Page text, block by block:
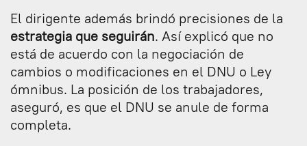
El dirigente además brindó precisiones de la
estrategia que seguirán. Así explicó que no
está de acuerdo con la negociación de
cambios o modificaciones en el DNU o Ley
ómnibus. La posición de los trabajadores,
aseguró, es que el DNU se anule de forma
completa.